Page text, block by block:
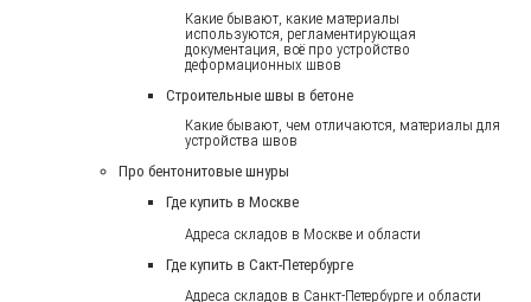
Какие бывают, какие материалы
используются, регламентирующая
документация, всё про устройство
деформационных швов
Строительные швы в бетоне
Какие бывают, чем отличаются, материалы для
устройства швов
Про бентонитовые шнуры
Где купить в Москве
Адреса складов в Москве и области
Где купить в Сакт-Петербурге
Адреса складов в Санкт-Петербурге и области